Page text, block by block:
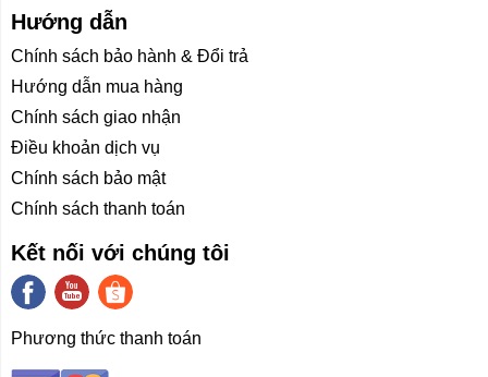
Hướng dẫn
Chính sách bảo hành & Đổi trả
Hướng dẫn mua hàng
Chính sách giao nhận
Điều khoản dịch vụ
Chính sách bảo mật
Chính sách thanh toán
Kết nối với chúng tôi
Phương thức thanh toán